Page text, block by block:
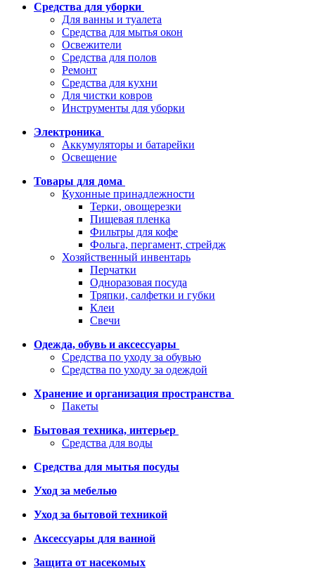
Средства для уборки
Для ванны и туалета
Средства для мытья окон
Освежители
Средства для полов
Ремонт
Средства для кухни
Для чистки ковров
Инструменты для уборки
Электроника
Аккумуляторы и батарейки
Освещение
Товары для дома
Кухонные принадлежности
Терки, овощерезки
Пищевая пленка
Фильтры для кофе
Фольга, пергамент, стрейдж
Хозяйственный инвентарь
Перчатки
Одноразовая посуда
Тряпки, салфетки и губки
Клеи
Свечи
Одежда, обувь и аксессуары
Средства по уходу за обувью
Средства по уходу за одеждой
Хранение и организация пространства
Пакеты
Бытовая техника, интерьер
Средства для воды
Средства для мытья посуды
Уход за мебелью
Уход за бытовой техникой
Аксессуары для ванной
Защита от насекомых